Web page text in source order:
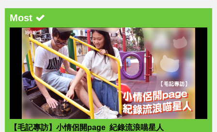
Most
【毛記專訪】小情侶開page 紀錄流浪喵星人